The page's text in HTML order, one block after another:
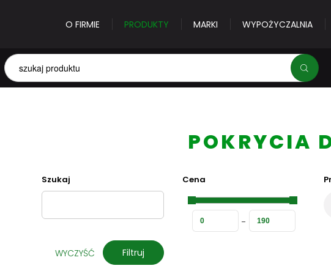
O FIRMIE PRODUKTY MARKI WYPOŻYCZALNIA
Adres e-mail*
POKRYCIA
Szukaj Cena
WYCZYŚĆ Filtruj